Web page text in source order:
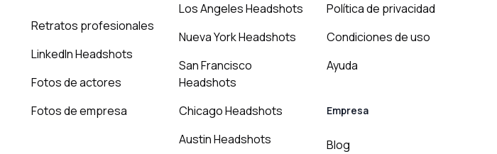
Retratos profesionales
LinkedIn Headshots
Fotos de actores
Fotos de empresa
Los Angeles Headshots
Nueva York Headshots
San Francisco
Headshots
Chicago Headshots
Austin Headshots
Política de privacidad
Condiciones de uso
Ayuda
Empresa
Blog